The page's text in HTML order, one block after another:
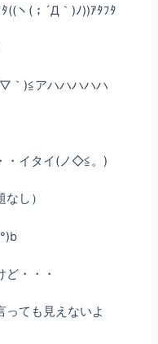
((ヽ(；´Д｀)ﾉ))ｱﾀﾌﾀ
｀)≦アハハハハハ
・イタイ(ノ◇≦。)
し）
・・・
っても見えないよ